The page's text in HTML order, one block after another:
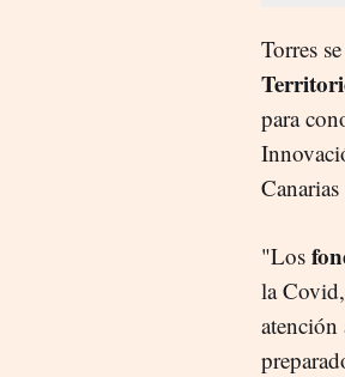
Torres
para
"Los
la
atención